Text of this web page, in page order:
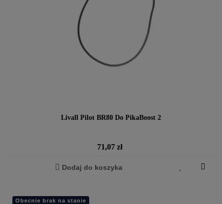
Livall Pilot BR80 Do PikaBoost 2
Cena
71,07 zł
Dodaj do koszyka
Obecnie brak na stanie